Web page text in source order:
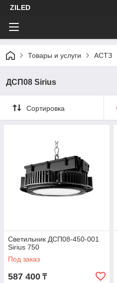
ZILED
Товары и услуги АСТЗ
ДСП08 Sirius
Сортировка
Светильник ДСП08-450-001
Sirius 750
Под заказ
587 400 ₸